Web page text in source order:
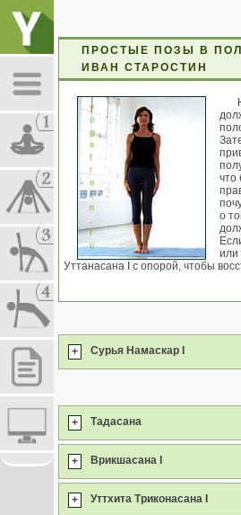
ПРОСТЫЕ ПОЗЫ В
ИВАН СТАРОСТИН
что
о
или
Уттанасана I с опорой, чтобы
+ Сурья Намаскар I
+ Тадасана
+ Врикшасана I
+ Уттхита Триконасана I